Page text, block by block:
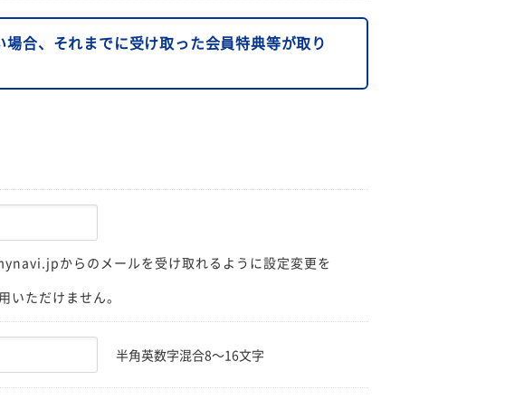
合、それまでに受け取った会員特典等が取り
からのメールを受け取れるように設定変更を
ただけません。
半角英数字混合8〜16文字